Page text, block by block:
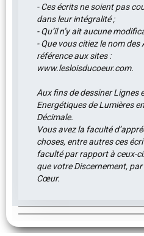
- Ces écrits ne soient pas
dans leur intégralité ;
- Qu’il n’y ait aucune
- Que vous citiez le nom
référence aux sites :
www.lesloisducoeur.com.
Aux fins de dessiner Lignes
Energétiques de Lumières
Décimale.
Vous avez la faculté
choses, entre autres ces
faculté par rapport à ceux-
que votre Discernement,
Cœur.